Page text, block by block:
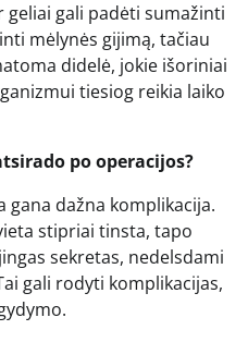
gali padėti sumažinti
mėlynės gijimą, tačiau
didelė, jokie išoriniai
tiesiog reikia laiko
po operacijos?
dažna komplikacija.
stipriai tinsta, tapo
sekretas, nedelsdami
gali rodyti komplikacijas,